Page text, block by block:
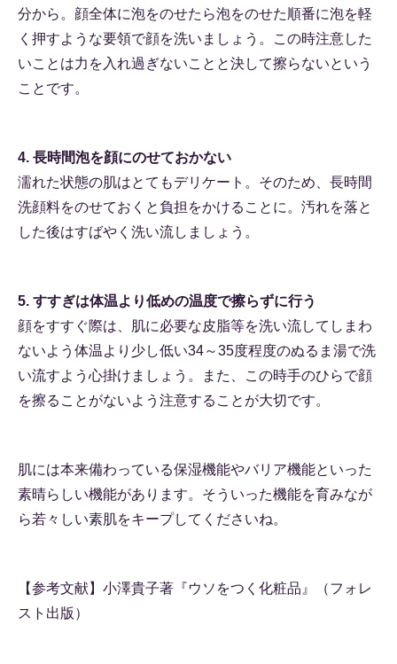
分から。顔全体に泡をのせたら泡をのせた順番に泡を軽
く押すような要領で顔を洗いましょう。この時注意した
いことは力を入れ過ぎないことと決して擦らないという
ことです。
4. 長時間泡を顔にのせておかない
濡れた状態の肌はとてもデリケート。そのため、長時間
洗顔料をのせておくと負担をかけることに。汚れを落と
した後はすばやく洗い流しましょう。
5. すすぎは体温より低めの温度で擦らずに行う
顔をすすぐ際は、肌に必要な皮脂等を洗い流してしまわ
ないよう体温より少し低い34～35度程度のぬるま湯で洗
い流すよう心掛けましょう。また、この時手のひらで顔
を擦ることがないよう注意することが大切です。
肌には本来備わっている保湿機能やバリア機能といった
素晴らしい機能があります。そういった機能を育みなが
ら若々しい素肌をキープしてくださいね。
【参考文献】小澤貴子著『ウソをつく化粧品』（フォレ
スト出版）